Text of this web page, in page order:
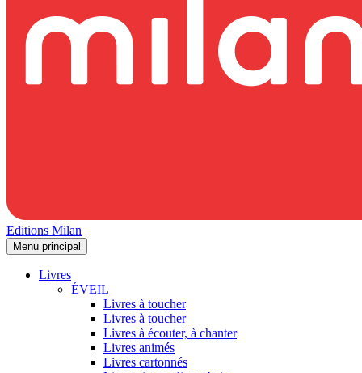
Editions Milan
Menu principal
Livres
ÉVEIL
Livres à toucher
Livres à toucher
Livres à écouter, à chanter
Livres animés
Livres cartonnés